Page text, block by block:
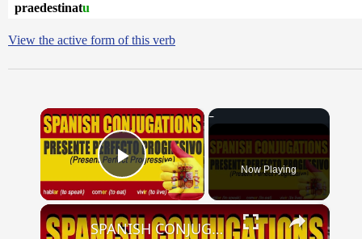
praedestinatu
View the active form of this verb
×
Play Video Now Playing
×
SPANISH CONJUGATIONS: Present Perfect Progressive (Presente Perfecto Progresivo)